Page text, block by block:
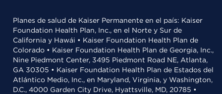
Planes de salud de Kaiser Permanente en el país: Kaiser
Foundation Health Plan, Inc., en el Norte y Sur de
California y Hawái • Kaiser Foundation Health Plan de
Colorado • Kaiser Foundation Health Plan de Georgia, Inc.,
Nine Piedmont Center, 3495 Piedmont Road NE, Atlanta,
GA 30305 • Kaiser Foundation Health Plan de Estados del
Atlántico Medio, Inc., en Maryland, Virginia, y Washington,
D.C., 4000 Garden City Drive, Hyattsville, MD, 20785 •